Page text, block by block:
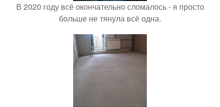
В 2020 году всё окончательно сломалось - я просто
больше не тянула всё одна.